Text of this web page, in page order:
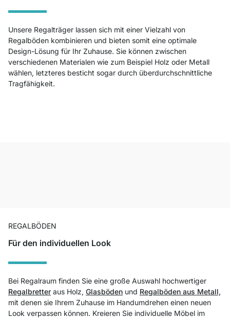
Unsere Regalträger lassen sich mit einer Vielzahl von
Regalböden kombinieren und bieten somit eine optimale
Design-Lösung für Ihr Zuhause. Sie können zwischen
verschiedenen Materialen wie zum Beispiel Holz oder Metall
wählen, letzteres besticht sogar durch überdurchschnittliche
Tragfähigkeit.
REGALBÖDEN
Für den individuellen Look
Bei Regalraum finden Sie eine große Auswahl hochwertiger
Regalbretter aus Holz, Glasböden und Regalböden aus Metall,
mit denen sie Ihrem Zuhause im Handumdrehen einen neuen
Look verpassen können. Kreieren Sie individuelle Möbel im